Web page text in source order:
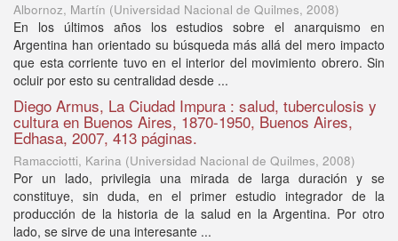
Albornoz, Martín (Universidad Nacional de Quilmes, 2008)
En los últimos años los estudios sobre el anarquismo en
Argentina han orientado su búsqueda más allá del mero impacto
que esta corriente tuvo en el interior del movimiento obrero. Sin
ocluir por esto su centralidad desde ...
Diego Armus, La Ciudad Impura : salud, tuberculosis y
cultura en Buenos Aires, 1870-1950, Buenos Aires,
Edhasa, 2007, 413 páginas.
Ramacciotti, Karina (Universidad Nacional de Quilmes, 2008)
Por un lado, privilegia una mirada de larga duración y se
constituye, sin duda, en el primer estudio integrador de la
producción de la historia de la salud en la Argentina. Por otro
lado, se sirve de una interesante ...